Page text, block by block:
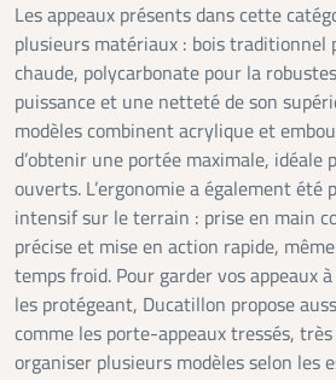
Les appeaux présents dans cette
plusieurs matériaux : bois traditionnel
chaude, polycarbonate pour la
puissance et une netteté de son
modèles combinent acrylique et
d’obtenir une portée maximale, idéale
ouverts. L’ergonomie a également été
intensif sur le terrain : prise en main
précise et mise en action rapide,
temps froid. Pour garder vos appeaux
les protégeant, Ducatillon propose
comme les porte-appeaux tressés,
organiser plusieurs modèles selon les